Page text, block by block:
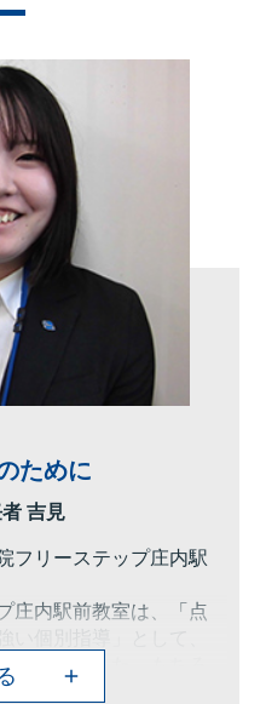
ために
吉見
フリーステップ庄内駅
庄内駅前教室は、「点
い個別指導」として、
実現しました。もちろ
けて学力をつけたい、